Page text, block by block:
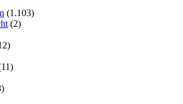
(1.103)
(2)